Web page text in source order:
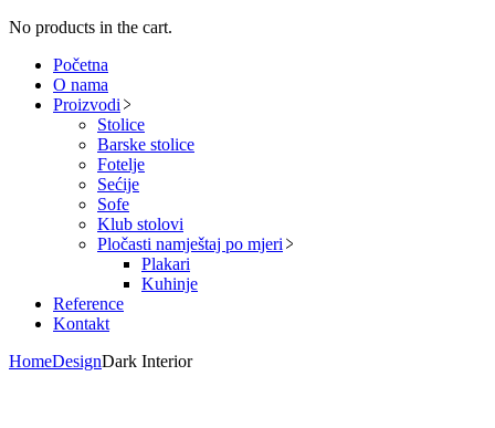
No products in the cart.
Početna
O nama
Proizvodi
Stolice
Barske stolice
Fotelje
Sećije
Sofe
Klub stolovi
Pločasti namještaj po mjeri
Plakari
Kuhinje
Reference
Kontakt
HomeDesignDark Interior